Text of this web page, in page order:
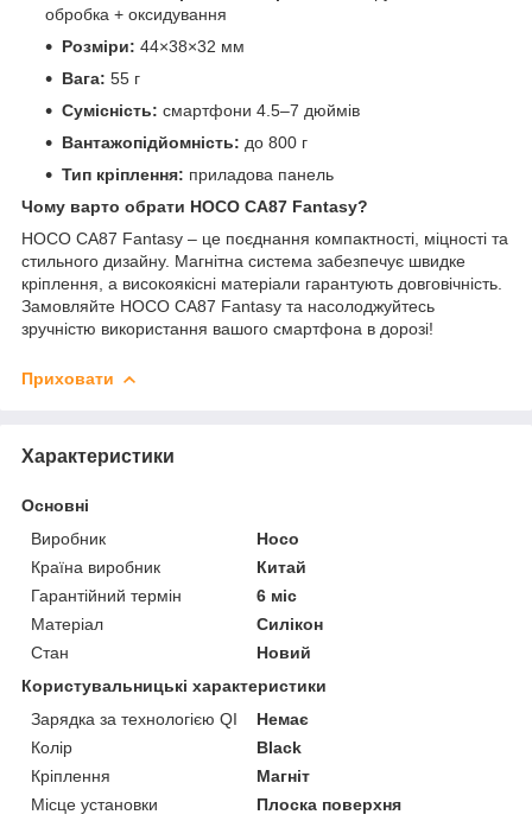
обробка + оксидування
Розміри: 44×38×32 мм
Вага: 55 г
Сумісність: смартфони 4.5–7 дюймів
Вантажопідйомність: до 800 г
Тип кріплення: приладова панель
Чому варто обрати HOCO CA87 Fantasy?
HOCO CA87 Fantasy – це поєднання компактності, міцності та
стильного дизайну. Магнітна система забезпечує швидке
кріплення, а високоякісні матеріали гарантують довговічність.
Замовляйте HOCO CA87 Fantasy та насолоджуйтесь
зручністю використання вашого смартфона в дорозі!
Приховати
Характеристики
Основні
Виробник
Hoco
Країна виробник
Китай
Гарантійний термін
6 міс
Матеріал
Силікон
Стан
Новий
Користувальницькі характеристики
Зарядка за технологією QI
Немає
Колір
Black
Кріплення
Магніт
Місце установки
Плоска поверхня